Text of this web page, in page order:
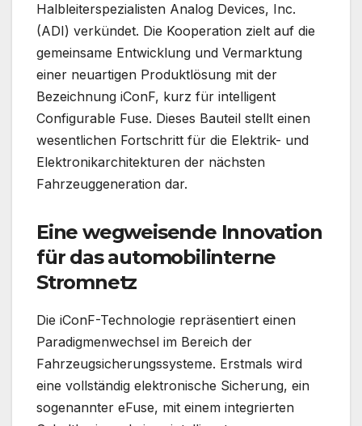
Halbleiterspezialisten Analog Devices, Inc.
(ADI) verkündet. Die Kooperation zielt auf die
gemeinsame Entwicklung und Vermarktung
einer neuartigen Produktlösung mit der
Bezeichnung iConF, kurz für intelligent
Configurable Fuse. Dieses Bauteil stellt einen
wesentlichen Fortschritt für die Elektrik- und
Elektronikarchitekturen der nächsten
Fahrzeuggeneration dar.
Eine wegweisende Innovation
für das automobilinterne
Stromnetz
Die iConF-Technologie repräsentiert einen
Paradigmenwechsel im Bereich der
Fahrzeugsicherungssysteme. Erstmals wird
eine vollständig elektronische Sicherung, ein
sogenannter eFuse, mit einem integrierten